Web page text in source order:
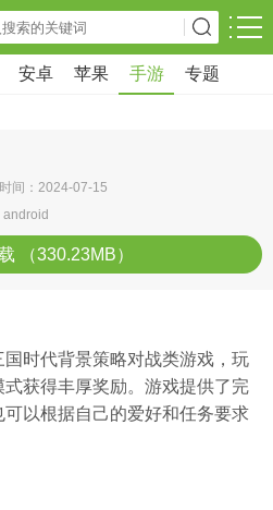
安卓 苹果 手游 专题
间：2024-07-15
（330.23MB）
时代背景策略对战类游戏，玩
获得丰厚奖励。游戏提供了完
以根据自己的爱好和任务要求